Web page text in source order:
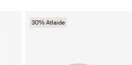
30% Atlaide